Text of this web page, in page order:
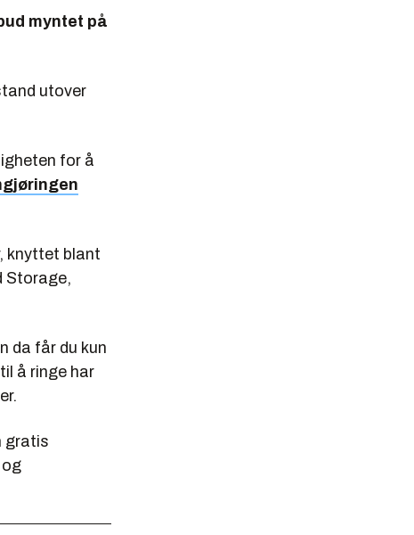
myntet på
utover
for å
knyttet blant
Storage,
da får du kun
å ringe har
gratis
og